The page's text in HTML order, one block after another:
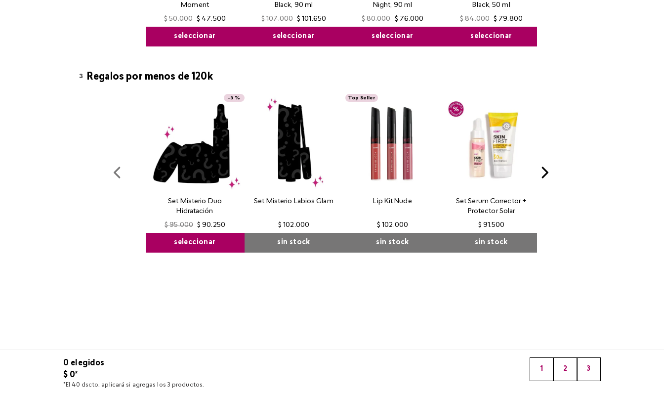
Moment
$ 50.000 $ 47.500
seleccionar
Black, 90 ml
$ 107.000 $ 101 .650
seleccionar
Night, 90 ml
$ 80.000 $ 76.000
seleccionar
Black, 50 ml
$ 84.000 $ 79.800
seleccionar
3 Regalos por menos de 120k
-5 %
Set Misterio Duo
Hidratación
$ 95.000 $ 90. 250
seleccionar
Set Misterio Labios Glam
$ 102 .000
sin stock
Top Seller
Lip Kit Nude
$ 102 .000
sin stock
Set Serum Corrector +
Protector Solar
$ 91.500
sin stock
0 elegidos
$ 0*
*El 40 dscto. aplicará si agregas los 3 productos.
1 2 3